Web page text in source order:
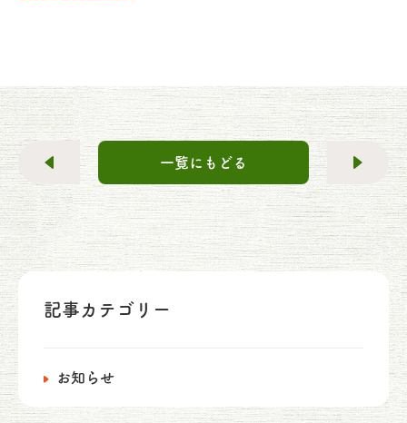
一覧にもどる
記事カテゴリー
お知らせ